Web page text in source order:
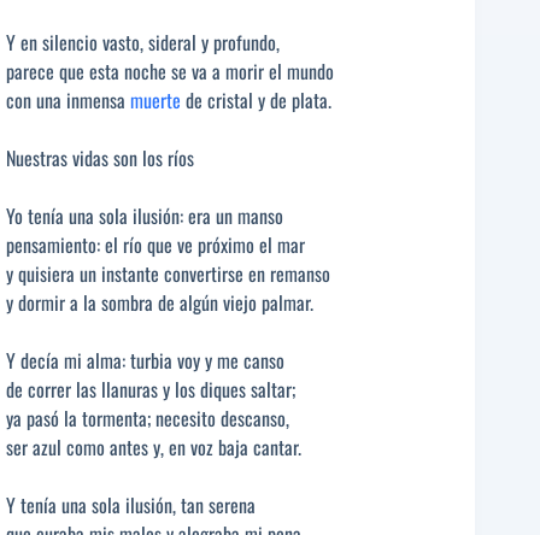
Y en silencio vasto, sideral y profundo,
parece que esta noche se va a morir el mundo
con una inmensa muerte de cristal y de plata.
Nuestras vidas son los ríos
Yo tenía una sola ilusión: era un manso
pensamiento: el río que ve próximo el mar
y quisiera un instante convertirse en remanso
y dormir a la sombra de algún viejo palmar.
Y decía mi alma: turbia voy y me canso
de correr las llanuras y los diques saltar;
ya pasó la tormenta; necesito descanso,
ser azul como antes y, en voz baja cantar.
Y tenía una sola ilusión, tan serena